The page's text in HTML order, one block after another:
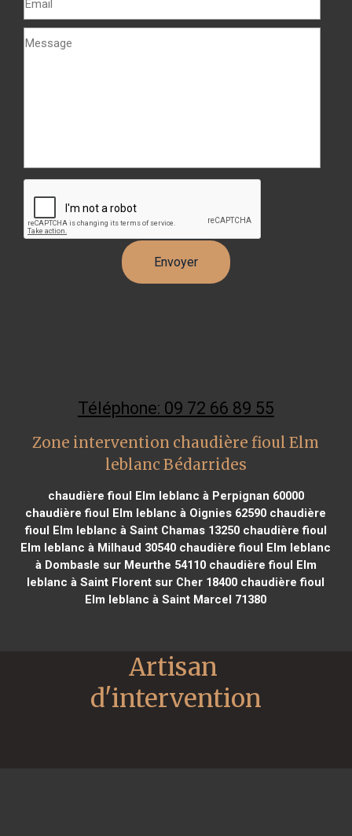
Téléphone: 09 72 66 89 55
Zone intervention chaudière fioul Elm
leblanc Bédarrides
chaudière fioul Elm leblanc à Perpignan 60000
chaudière fioul Elm leblanc à Oignies 62590 chaudière
fioul Elm leblanc à Saint Chamas 13250chaudière fioul
Elm leblanc à Milhaud 30540 chaudière fioul Elm leblanc
à Dombasle sur Meurthe 54110chaudière fioul Elm
leblanc à Saint Florent sur Cher 18400 chaudière fioul
Elm leblanc à Saint Marcel 71380
Artisan
d'intervention